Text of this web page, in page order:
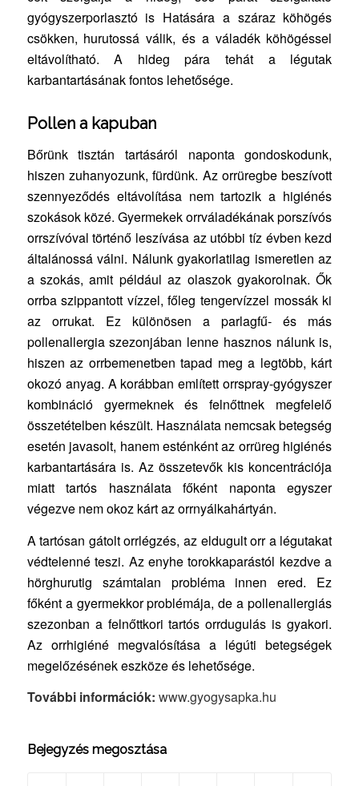
gyógyszerporlasztó is Hatására a száraz köhögés
csökken, hurutossá válik, és a váladék köhögéssel
eltávolítható. A hideg pára tehát a légutak
karbantartásának fontos lehetősége.
Pollen a kapuban
Bőrünk tisztán tartásáról naponta gondoskodunk,
hiszen zuhanyozunk, fürdünk. Az orrüregbe beszívott
szennyeződés eltávolítása nem tartozik a higiénés
szokások közé. Gyermekek orrváladékának porszívós
orrszívóval történő leszívása az utóbbi tíz évben kezd
általánossá válni. Nálunk gyakorlatilag ismeretlen az
a szokás, amit például az olaszok gyakorolnak. Ők
orrba szippantott vízzel, főleg tengervízzel mossák ki
az orrukat. Ez különösen a parlagfű- és más
pollenallergia szezonjában lenne hasznos nálunk is,
hiszen az orrbemenetben tapad meg a legtöbb, kárt
okozó anyag. A korábban említett orrspray-gyógyszer
kombináció gyermeknek és felnőttnek megfelelő
összetételben készült. Használata nemcsak betegség
esetén javasolt, hanem esténként az orrüreg higiénés
karbantartására is. Az összetevők kis koncentrációja
miatt tartós használata főként naponta egyszer
végezve nem okoz kárt az orrnyálkahártyán.
A tartósan gátolt orrlégzés, az eldugult orr a légutakat
védtelenné teszi. Az enyhe torokkaparástól kezdve a
hörghurutig számtalan probléma innen ered. Ez
főként a gyermekkor problémája, de a pollenallergiás
szezonban a felnőttkori tartós orrdugulás is gyakori.
Az orrhigiéné megvalósítása a légúti betegségek
megelőzésének eszköze és lehetősége.
További információk: www.gyogysapka.hu
Bejegyzés megosztása